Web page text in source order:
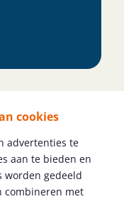
cookies
advertenties te
aan te bieden en
worden gedeeld
combineren met
geholpen